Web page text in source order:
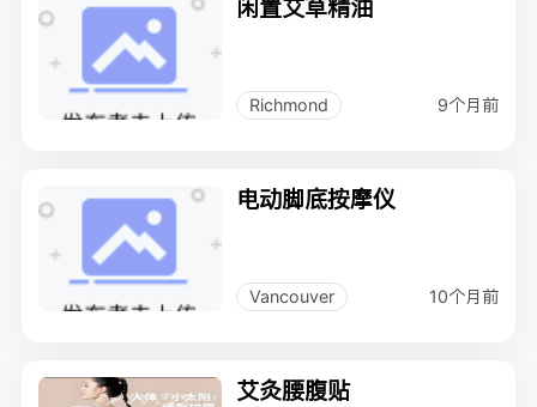
闲置艾草精油
Richmond 9个月前
电动脚底按摩仪
Vancouver 10个月前
艾灸腰腹贴